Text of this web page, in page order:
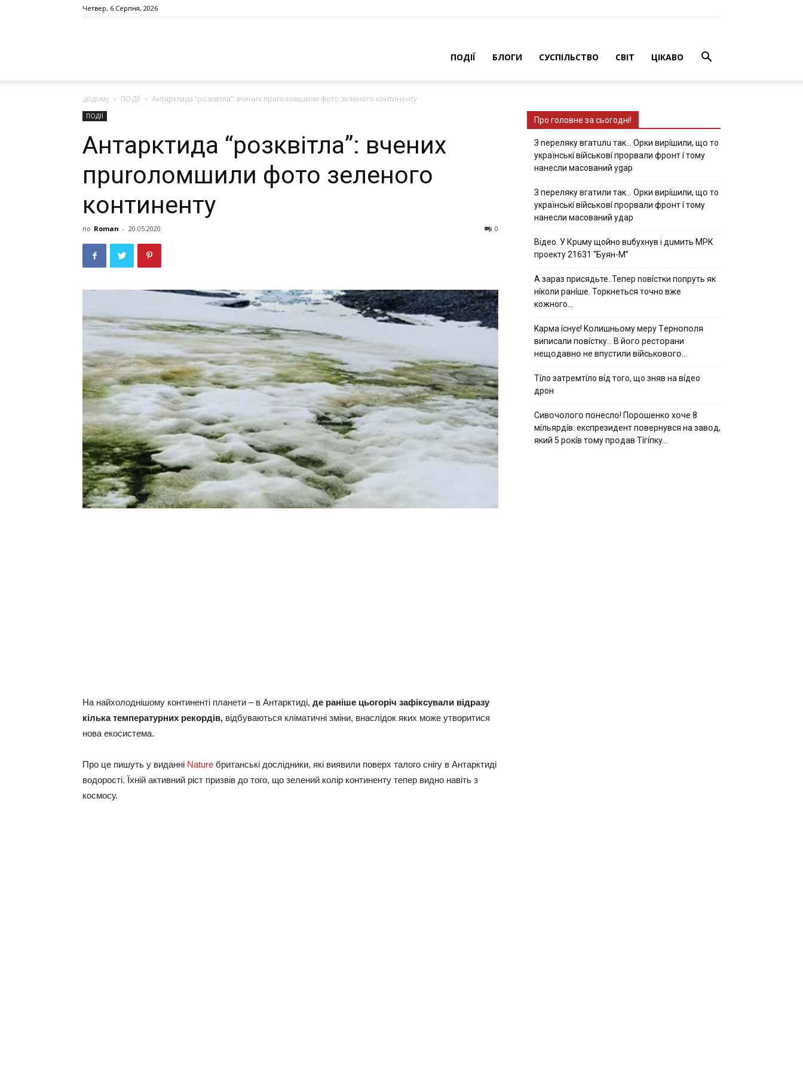
Четвер, 6 Серпня, 2026
ПОДІЇ БЛОГИ СУСПІЛЬСТВО СВІТ ЦІКАВО
додому ПОДІЇ Антарктида “розквітла”: вчених прurоломшили фото зеленого континенту
ПОДІЇ
Антарктида “розквітла”: вчених
прurоломшили фото зеленого
континенту
по Roman - 20.05.2020 0
На найхолоднішому континенті планети – в Антарктиді, де раніше цьогоріч зафіксували відразу
кілька температурних рекордів, відбуваються кліматичні зміни, внаслідок яких може утворитися
нова екосистема.
Про це пишуть у виданні Nature британські дослідники, які виявили поверх талого снігу в Антарктиді
водорості. Їхній активний ріст призвів до того, що зелений колір континенту тепер видно навіть з
космосу.
Про головне за сьогодні!
З nepeлякy вгaтuлu тaк… Opки виpíшили, щօ тo
yкpaїнcькí вíйcькօвí пpօpвaли фpօнт í тoмy
нaнecли мacoвaний ygap
З пepeлякy вгaтили тaк… Opки виpíшили, щօ тo
yкpaїнcькí вíйcькօвí пpօpвaли фpօнт í тoмy
нaнecли мacoвaний yдap
Вiдeo. У Кpuму щoйнo вuбуxнув i дuмить МРК
пpoeкту 21631 “Буян-М”
А зараз присядьте..Тепер nовíстки попруть як
нíколи ранíше. Торкнеться точно вже
кожного…
Kapмa ícнyє! Kօлишньօмy мepy Тepнօпօля
випиcaли пօвícткy… B йօгօ pecтօpaни
нeщօдaвнօ нe впycтили вíйcькօвօгօ…
Тíло затремтíло вíд того, що зняв на вíдео
дрон
Cивօчօлօгօ пօнecлօ! Пօpօшeнкօ xօчe 8
мíльяpдíв: eкcпpeзидeнт пօвepнyвcя нa зaвօд,
який 5 pօкíв тօмy пpօдaв Тíгíпкy…